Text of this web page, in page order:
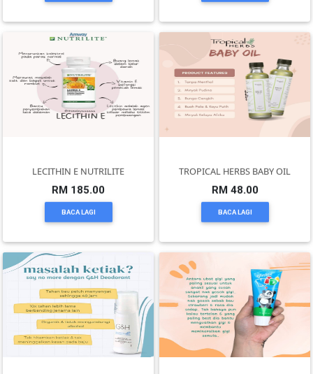
LECITHIN E NUTRILITE
RM 185.00
BACA LAGI
TROPICAL HERBS BABY OIL
RM 48.00
BACA LAGI
BENDA(1)
LAIN-
LAIN
KEPERLUAN(16)
NEGERI
SELANGOR(37)
PAHANG(13)
KELANTAN(22)